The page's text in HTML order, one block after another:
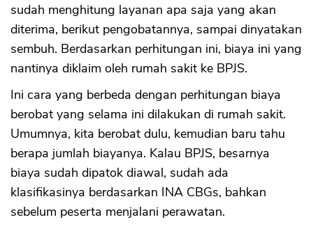
sudah menghitung layanan apa saja yang akan
diterima, berikut pengobatannya, sampai dinyatakan
sembuh. Berdasarkan perhitungan ini, biaya ini yang
nantinya diklaim oleh rumah sakit ke BPJS.
Ini cara yang berbeda dengan perhitungan biaya
berobat yang selama ini dilakukan di rumah sakit.
Umumnya, kita berobat dulu, kemudian baru tahu
berapa jumlah biayanya. Kalau BPJS, besarnya
biaya sudah dipatok diawal, sudah ada
klasifikasinya berdasarkan INA CBGs, bahkan
sebelum peserta menjalani perawatan.